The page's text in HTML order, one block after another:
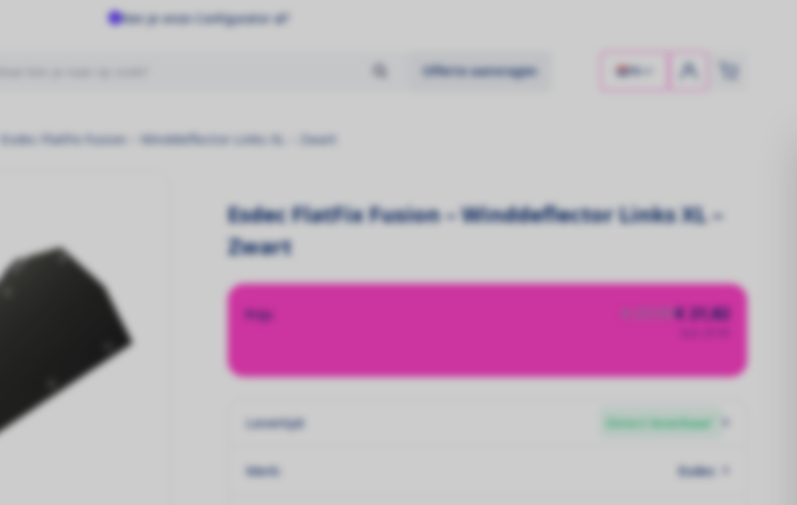
Ken je onze Configurator al?
Offerte aanvragen NL
Esdec FlatFix Fusion – Winddeflector Links XL – Zwart
Esdec FlatFix Fusion – Winddeflector Links XL –
Zwart
Prijs € 27,97€ 21,82
Levertijd: Direct leverbaar`
Merk: Esdec